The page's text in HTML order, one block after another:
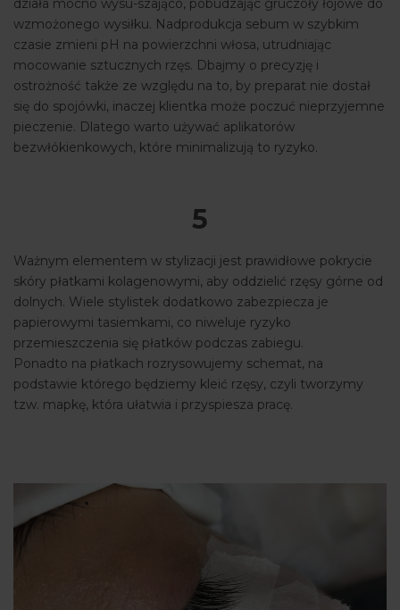
działa mocno wysu-szająco, pobudzając gruczoły łojowe do
wzmożonego wysiłku. Nadprodukcja sebum w szybkim
czasie zmieni pH na powierzchni włosa, utrudniając
mocowanie sztucznych rzęs. Dbajmy o precyzję i
ostrożność także ze względu na to, by preparat nie dostał
się do spojówki, inaczej klientka może poczuć nieprzyjemne
pieczenie. Dlatego warto używać aplikatorów
bezwłókienkowych, które minimalizują to ryzyko.
5
Ważnym elementem w stylizacji jest prawidłowe pokrycie
skóry płatkami kolagenowymi, aby oddzielić rzęsy górne od
dolnych. Wiele stylistek dodatkowo zabezpiecza je
papierowymi tasiemkami, co niweluje ryzyko
przemieszczenia się płatków podczas zabiegu.
Ponadto na płatkach rozrysowujemy schemat, na
podstawie którego będziemy kleić rzęsy, czyli tworzymy
tzw. mapkę, która ułatwia i przyspiesza pracę.